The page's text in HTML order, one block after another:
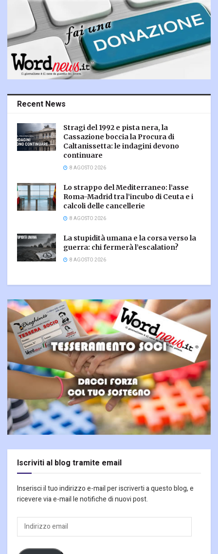
Recent News
Stragi del 1992 e pista nera, la
Cassazione boccia la Procura di
Caltanissetta: le indagini devono
continuare
8 AGOSTO 2026
Lo strappo del Mediterraneo: l’asse
Roma-Madrid tra l’incubo di Ceuta e i
calcoli delle cancellerie
8 AGOSTO 2026
La stupidità umana e la corsa verso la
guerra: chi fermerà l’escalation?
8 AGOSTO 2026
Iscriviti al blog tramite email
Inserisci il tuo indirizzo e-mail per iscriverti a questo blog, e
ricevere via e-mail le notifiche di nuovi post.
Indirizzo